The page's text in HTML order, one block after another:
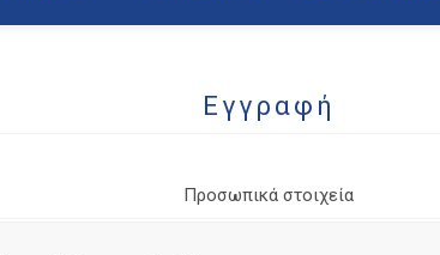
Εγγραφή
Προσωπικά στοιχεία